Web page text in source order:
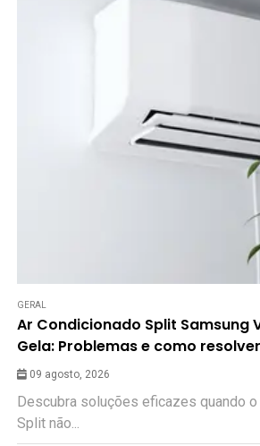
GERAL
Ar Condicionado Split Samsung
Gela: Problemas e como resolver
09 agosto, 2026
Descubra soluções eficazes quando
Split não...